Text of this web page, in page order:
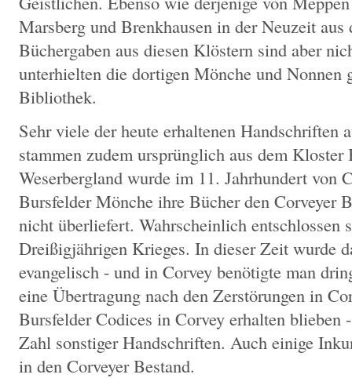
Marsberg und Brenkhausen in der Neuzeit aus
Büchergaben aus diesen Klöstern sind aber
unterhielten die dortigen Mönche und Nonnen
Bibliothek.
Sehr viele der heute erhaltenen Handschriften
stammen zudem ursprünglich aus dem
Weserbergland wurde im 11. Jahrhundert von
Bursfelder Mönche ihre Bücher den Corveyer
nicht überliefert. Wahrscheinlich entschlossen
Dreißigjährigen Krieges. In dieser Zeit wurde
evangelisch - und in Corvey benötigte man
eine Übertragung nach den Zerstörungen in
Bursfelder Codices in Corvey erhalten blieben
Zahl sonstiger Handschriften. Auch einige
in den Corveyer Bestand.